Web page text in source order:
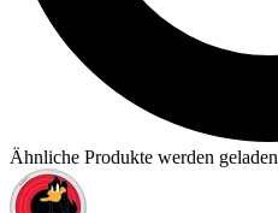
Ähnliche Produkte werden geladen